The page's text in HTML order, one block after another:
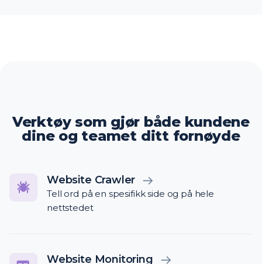
Verktøy som gjør både kundene
dine og teamet ditt fornøyde
Website Crawler
Tell ord på en spesifikk side og på hele
nettstedet
Website Monitoring